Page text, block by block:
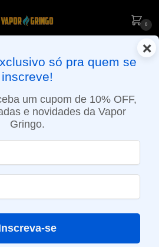
0
EM SÃO PAULO (SEG A SEX): PEDIDOS
ATÉ 15:30 VIA MOTOBOY
×
só pra quem se
inscreve!
um cupom de 10% OFF,
e novidades da Vapor
Gringo.
se